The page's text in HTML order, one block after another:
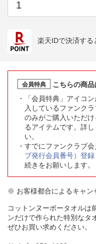
楽天IDで決済する
会員特典
こちらの商
「会員特典」アイコ
入しているファンク
のみがご購入いただ
るアイテムです。詳し
い。
すでにファンクラブ会
ブ発行会員番号）登録
続きをお願いします。
※ お客様都合によるキャン
コットンヌーボータオルは
ンだけで作られた特別なタ
ぜひお買い求めください。